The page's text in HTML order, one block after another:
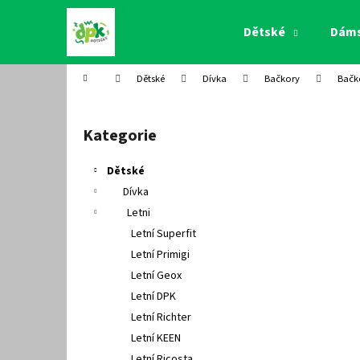
Dětské
Domů Dětské Dívka Bačkory
Přeskočit
kategorie
Kategorie
Dětské
Dívka
Letni
Letní Superfit
Letní Primigi
Letní Geox
Letní DPK
Letní Richter
Letní KEEN
í
Zpět
do
Zpět
do